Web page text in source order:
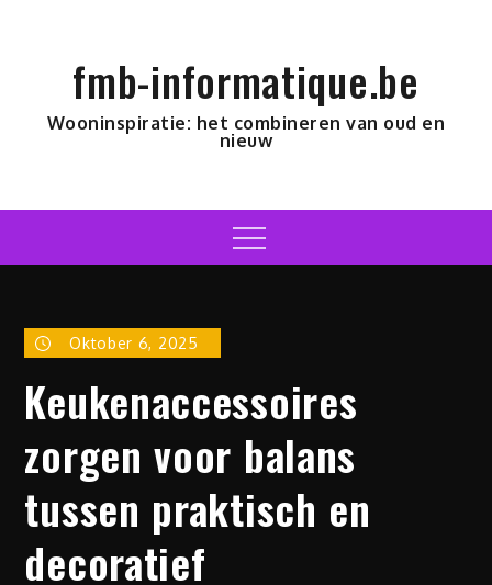
fmb-informatique.be
Wooninspiratie: het combineren van oud en
nieuw
Menu
Oktober 6, 2025
Keukenaccessoires
zorgen voor balans
tussen praktisch en
decoratief